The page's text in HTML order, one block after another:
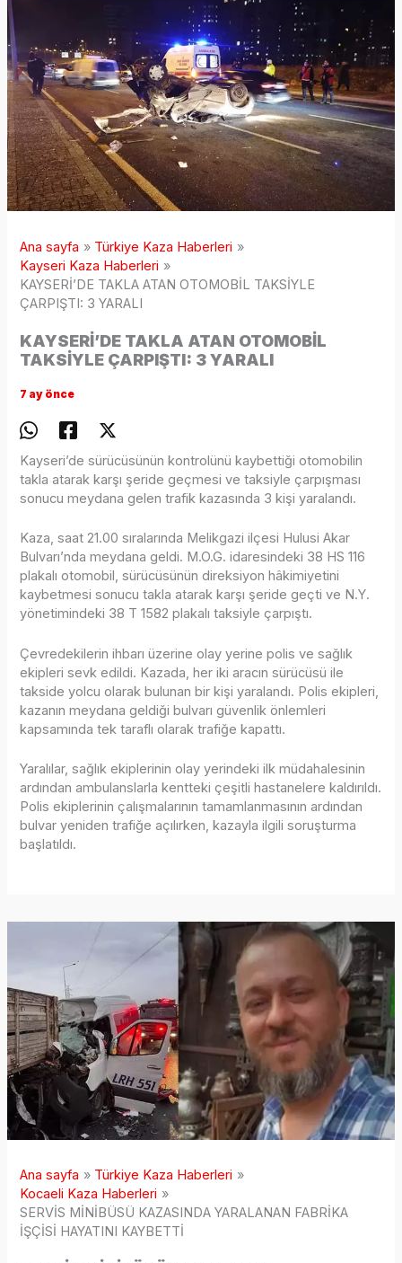
Ana sayfa
Türkiye Kaza Haberleri
Kayseri Kaza Haberleri
KAYSERİ’DE TAKLA ATAN OTOMOBİL TAKSİYLE
ÇARPIŞTI: 3 YARALI
KAYSERİ’DE TAKLA ATAN OTOMOBİL
TAKSİYLE ÇARPIŞTI: 3 YARALI
7 ay önce
Kayseri’de sürücüsünün kontrolünü kaybettiği otomobilin
takla atarak karşı şeride geçmesi ve taksiyle çarpışması
sonucu meydana gelen trafik kazasında 3 kişi yaralandı.
Kaza, saat 21.00 sıralarında Melikgazi ilçesi Hulusi Akar
Bulvarı’nda meydana geldi. M.O.G. idaresindeki 38 HS 116
plakalı otomobil, sürücüsünün direksiyon hâkimiyetini
kaybetmesi sonucu takla atarak karşı şeride geçti ve N.Y.
yönetimindeki 38 T 1582 plakalı taksiyle çarpıştı.
Çevredekilerin ihbarı üzerine olay yerine polis ve sağlık
ekipleri sevk edildi. Kazada, her iki aracın sürücüsü ile
takside yolcu olarak bulunan bir kişi yaralandı. Polis ekipleri,
kazanın meydana geldiği bulvarı güvenlik önlemleri
kapsamında tek taraflı olarak trafiğe kapattı.
Yaralılar, sağlık ekiplerinin olay yerindeki ilk müdahalesinin
ardından ambulanslarla kentteki çeşitli hastanelere kaldırıldı.
Polis ekiplerinin çalışmalarının tamamlanmasının ardından
bulvar yeniden trafiğe açılırken, kazayla ilgili soruşturma
başlatıldı.
Ana sayfa
Türkiye Kaza Haberleri
Kocaeli Kaza Haberleri
SERVİS MİNİBÜSÜ KAZASINDA YARALANAN FABRİKA
İŞÇİSİ HAYATINI KAYBETTİ